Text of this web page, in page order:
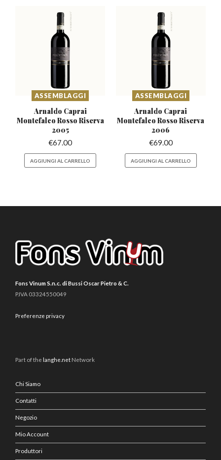
ASSEMBLAGGI
Arnaldo Caprai
Montefalco Rosso Riserva
2005
€67.00
AGGIUNGI AL CARRELLO
ASSEMBLAGGI
Arnaldo Caprai
MontefalcoRosso Riserva
2006
€69.00
AGGIUNGI AL CARRELLO
Fons Vinum S.n.c. di Bussi Oscar Pietro & C.
P.IVA 03324550049
Preferenze privacy
Part of thelanghe.net Network
Chi Siamo
Contatti
Negozio
Mio Account
Produttori